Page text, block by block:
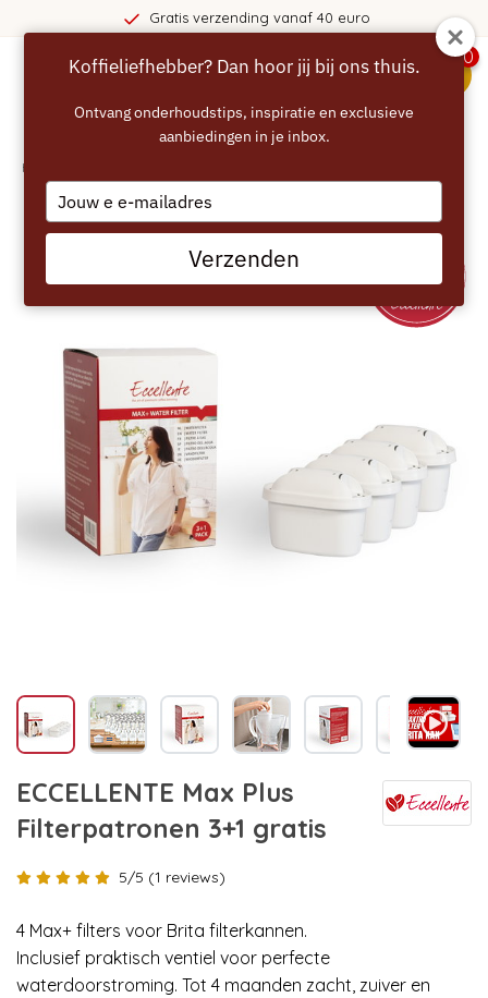
verzending vanaf 40 euro
0
Home
ECCELLENTE Max Plus
Filterpatronen 3+1 gratis
5/5 (1 reviews)
4 Max+ filters voor Brita filterkannen.
Inclusief praktisch ventiel voor perfecte
waterdoorstroming. Tot 4 maanden zacht, zuiver en
Koffieliefhebber? Dan hoor jij bij ons thuis.
Ontvang onderhoudstips, inspiratie en exclusieve
aanbiedingen in je inbox.
Type
your
email
Verzenden